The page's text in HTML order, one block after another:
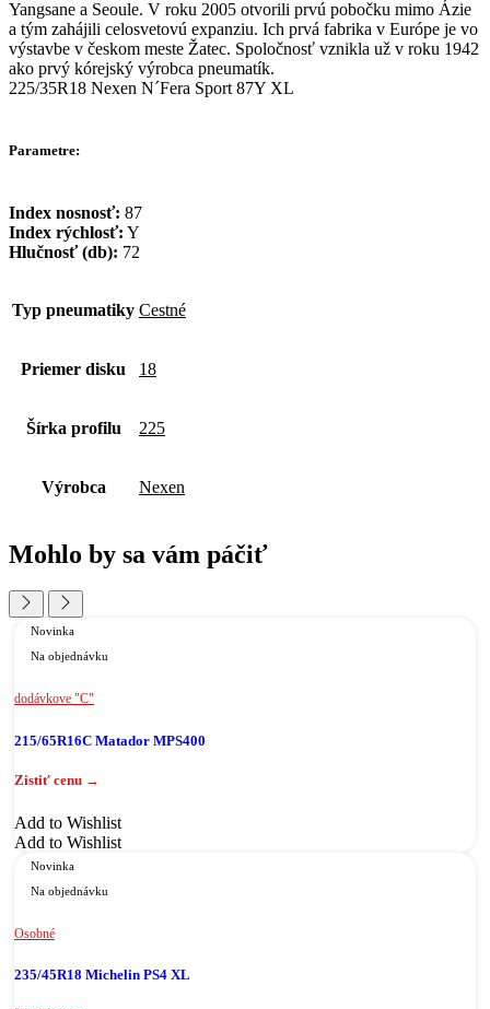
Yangsane a Seoule. V roku 2005 otvorili prvú pobočku mimo Ázie
a tým zahájili celosvetovú expanziu. Ich prvá fabrika v Európe je vo
výstavbe v českom meste Žatec. Spoločnosť vznikla už v roku 1942
ako prvý kórejský výrobca pneumatík.
225/35R18 Nexen N´Fera Sport 87Y XL
Parametre:
Index nosnosť: 87
Index rýchlosť: Y
Hlučnosť (db): 72
Typ pneumatiky Cestné
Priemer disku 18
Šírka profilu 225
Výrobca Nexen
Mohlo by sa vám páčiť
Novinka
Na objednávku
dodávkove "C"
215/65R16C Matador MPS400
Add to Wishlist
Add to Wishlist
Novinka
Na objednávku
Osobné
235/45R18 Michelin PS4 XL